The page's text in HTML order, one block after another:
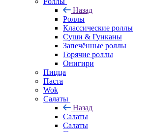
Назад
Роллы
Классические роллы
Суши & Гунканы
Запечённые роллы
Горячие роллы
Онигири
Пицца
Паста
Wok
Салаты
Назад
Салаты
Салаты